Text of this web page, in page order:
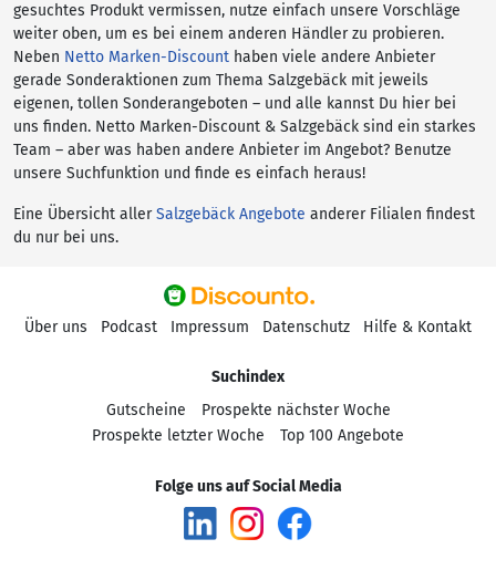
gesuchtes Produkt vermissen, nutze einfach unsere Vorschläge
weiter oben, um es bei einem anderen Händler zu probieren.
Neben Netto Marken-Discount haben viele andere Anbieter
gerade Sonderaktionen zum Thema Salzgebäck mit jeweils
eigenen, tollen Sonderangeboten – und alle kannst Du hier bei
uns finden. Netto Marken-Discount & Salzgebäck sind ein starkes
Team – aber was haben andere Anbieter im Angebot? Benutze
unsere Suchfunktion und finde es einfach heraus!
Eine Übersicht allerSalzgebäck Angebote anderer Filialen findest
du nur bei uns.
Über uns Podcast Impressum Datenschutz Hilfe & Kontakt
Suchindex
Gutscheine
Prospekte nächster Woche
Prospekte letzter Woche
Top 100 Angebote
Folge uns auf Social Media